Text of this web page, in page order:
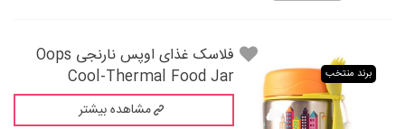
برند منتخب
فلاسک غذای اوپس نارنجی Oops
Cool-Thermal Food Jar
مشاهده بیشتر